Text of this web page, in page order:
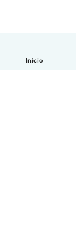
Inicio